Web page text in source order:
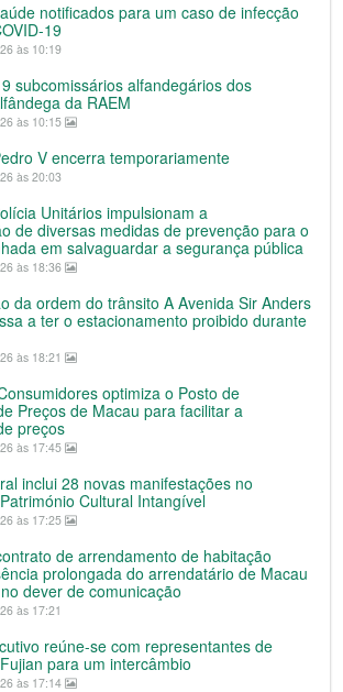
notificados para um caso de infecção
19
às 10:19
subcomissários alfandegários dos
da RAEM
às 10:15
V encerra temporariamente
às 20:03
Unitários impulsionam a
de diversas medidas de prevenção para o
em salvaguardar a segurança pública
às 18:36
da ordem do trânsito A Avenida Sir Anders
a ter o estacionamento proibido durante
às 18:21
optimiza o Posto de
Preços de Macau para facilitar a
preços
às 17:45
inclui 28 novas manifestações no
Cultural Intangível
às 17:25
de arrendamento de habitação
prolongada do arrendatário de Macau
dever de comunicação
às 17:21
reúne-se com representantes de
para um intercâmbio
às 17:14